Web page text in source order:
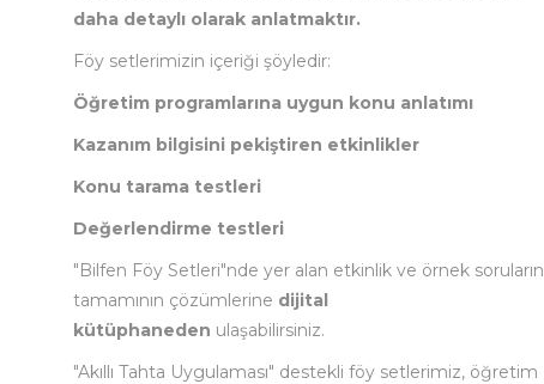
daha detaylı olarak anlatmaktır.
Föy setlerimizin içeriği şöyledir:
Öğretim programlarına uygun konu anlatımı
Kazanım bilgisini pekiştiren etkinlikler
Konu tarama testleri
Değerlendirme testleri
"Bilfen Föy Setleri"nde yer alan etkinlik ve örnek soruların
tamamının çözümlerine dijital
kütüphaneden ulaşabilirsiniz.
"Akıllı Tahta Uygulaması" destekli föy setlerimiz, öğretim